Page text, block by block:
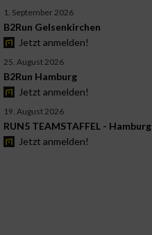
1. September 2026
B2Run Gelsenkirchen
Jetzt anmelden!
25. August 2026
B2Run Hamburg
Jetzt anmelden!
19. August 2026
RUN5 TEAMSTAFFEL - Hamburg
Jetzt anmelden!